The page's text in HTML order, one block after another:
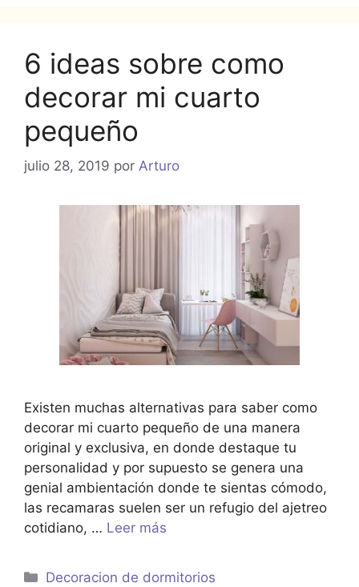
6 ideas sobre como
decorar mi cuarto
pequeño
julio 28, 2019 por Arturo
Existen muchas alternativas para saber como
decorar mi cuarto pequeño de una manera
original y exclusiva, en donde destaque tu
personalidad y por supuesto se genera una
genial ambientación donde te sientas cómodo,
las recamaras suelen ser un refugio del ajetreo
cotidiano, … Leer más
Categorías
Decoracion de dormitorios